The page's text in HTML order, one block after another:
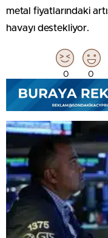
metal fiyatlarındaki
havayı destekliyor.
0 0